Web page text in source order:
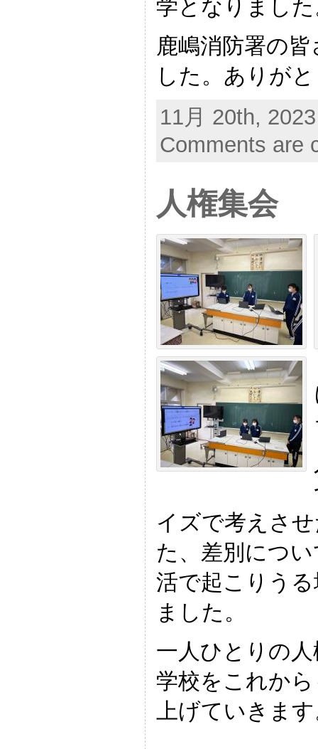
学となりまし
鹿嶋消防署の
した。ありが
11月 20th,
Comments are
人権集会
イズで考えさ
た、差別につ
活で起こりう
ました。
一人ひとりの
学校をこれか
上げていきま